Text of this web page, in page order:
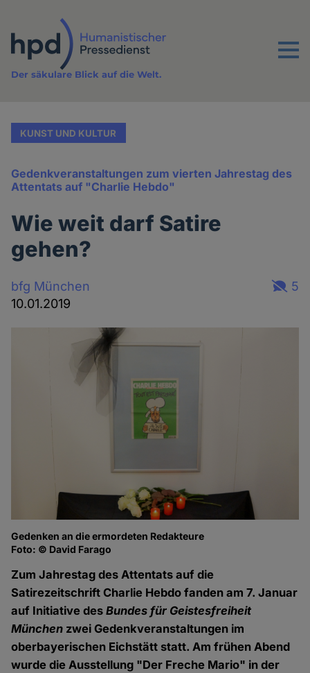
Inhalt
Menu
Der säkulare Blick auf die Welt.
KUNST UND KULTUR
Gedenkveranstaltungen zum vierten Jahrestag des
Attentats auf "Charlie Hebdo"
Wie weit darf Satire
gehen?
bfg München
10.01.2019
5
Gedenken an die ermordeten Redakteure
Foto: © David Farago
Zum Jahrestag des Attentats auf die
Satirezeitschrift Charlie Hebdo fanden am 7. Januar
auf Initiative desBundes für Geistesfreiheit
München zwei Gedenkveranstaltungen im
oberbayerischen Eichstätt statt. Am frühen Abend
wurde die Ausstellung "Der Freche Mario" in der